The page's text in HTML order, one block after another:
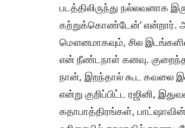
படத்திலிருந்து நல்லவனாக
கற்றுக்கொண்டேன்’ என்றார்.
மௌனமாகவும், சில
என் நீண்டநாள் கனவு.
நான், இறந்தால் கூட கவலை
என்று குறிப்பிட்ட ரஜினி,
கதாபாத்திரங்கள்,